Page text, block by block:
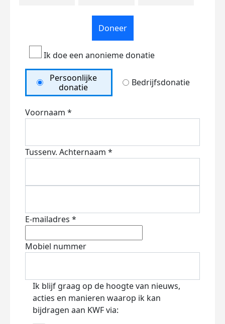
Doneer
Ik doe een anonieme donatie
Persoonlijke
donatie
Bedrijfsdonatie
Voornaam *
Tussenv. Achternaam *
E-mailadres *
Mobiel nummer
Ik blijf graag op de hoogte van nieuws,
acties en manieren waarop ik kan
bijdragen aan KWF via: